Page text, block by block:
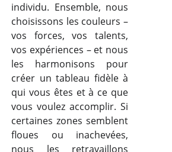
individu. Ensemble, nous
choisissons les couleurs –
vos forces, vos talents,
vos expériences – et nous
les harmonisons pour
créer un tableau fidèle à
qui vous êtes et à ce que
vous voulez accomplir. Si
certaines zones semblent
floues ou inachevées,
nous les retravaillons